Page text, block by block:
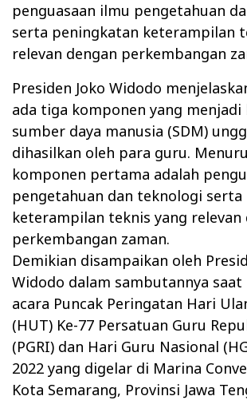
penguasaan ilmu pengetahuan
serta peningkatan keterampilan
relevan dengan perkembangan
Presiden Joko Widodo
ada tiga komponen yang menjadi
sumber daya manusia (SDM)
dihasilkan oleh para guru.
komponen pertama adalah
pengetahuan dan teknologi
keterampilan teknis yang relevan
perkembangan zaman.
Demikian disampaikan oleh
Widodo dalam sambutannya
acara Puncak Peringatan Hari
(HUT) Ke-77 Persatuan Guru
(PGRI) dan Hari Guru Nasional
2022 yang digelar di Marina
Kota Semarang, Provinsi Jawa